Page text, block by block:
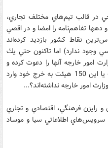
150 هيئت خارجي در قالب تيم‌هاي مختلف تجاري،
دهها تفاهم‌نامه را امضا و در اقصي
نقاط كشور بازديد كرده‌اند
وجود ندارد) اما تاكنون حتي يك
امور خارجه آنها را دعوت كرده و
هزينه‌هاي مرتبط را پرداخت كرده است يا اين 150 هيئت به خرج خود وارد
امور خارجه نداشته‌اند؟...
رايزن فرهنگي، اقتصادي و تجاري
اطلاعاتي سيا و موساد